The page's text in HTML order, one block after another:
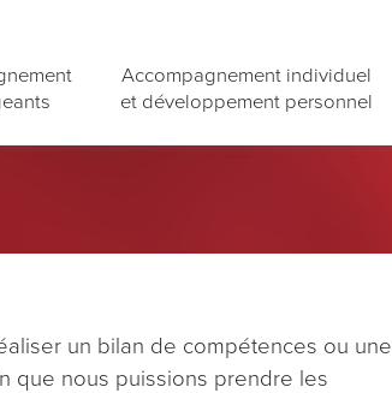
Accompagnement individuel
et développement personnel
un bilan de compétences ou une
que nous puissions prendre les